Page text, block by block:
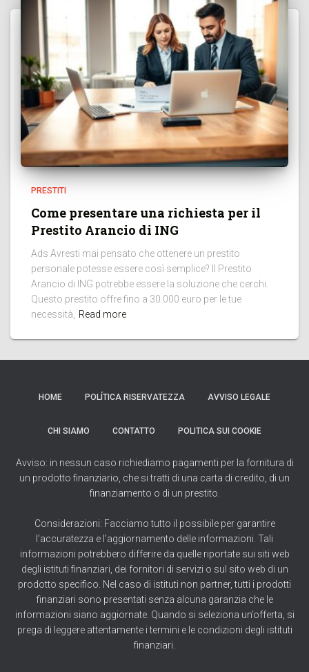
PRESTITI
Come presentare una richiesta per il
Prestito Arancio di ING
Ads Avresti mai pensato che ottenere un prestito
personale potesse essere così semplice? Il Prestito
Arancio di ING potrebbe essere la soluzione che cerchi.
Questo prestito offre fino a 30.000 euro per le tue
necessità,
Read more
HOME POLÍTICA RISERVATEZZA AVVISO LEGALE
CHI SIAMO CONTATTO POLITICA SUI COOKIE
Avviso: in nessun caso richiediamo pagamenti per la fornitura di
un prodotto finanziario, che si tratti di una carta di credito, di un
finanziamento o di un prestito.
Considerazioni: Facciamo tutto il possibile per garantire
l’accuratezza e l’aggiornamento delle informazioni. Tali
informazioni potrebbero differire da quelle riportate sui siti web
degli istituti finanziari, dei fornitori di servizi o sul sito web di un
prodotto specifico. Nel caso di istituti non partner, tutti i prodotti
finanziari sono presentati senza alcuna garanzia che le
informazioni siano aggiornate. Quando si seleziona un’offerta, si
prega di leggere attentamente i termini e le condizioni degli istituti
finanziari.